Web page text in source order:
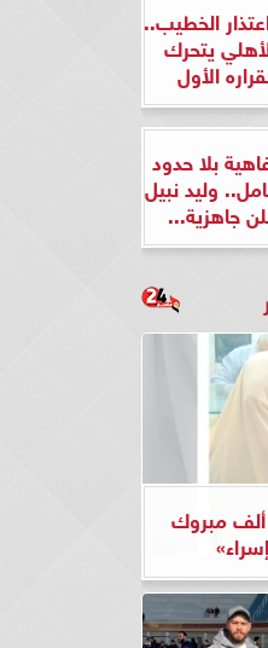
الخطيب..
يتحرك
الأول
بلا حدود
وليد نبيل
جاهزية...
ألف مبروك